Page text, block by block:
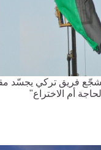
فريق تركي يجسّد
أم الاختراع"